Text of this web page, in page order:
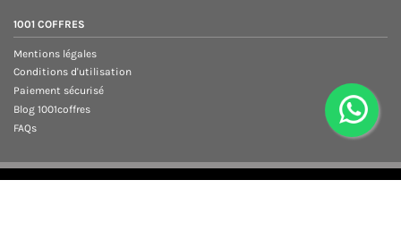
1001 COFFRES
Mentions légales
Conditions d'utilisation
Paiement sécurisé
Blog 1001coffres
FAQs